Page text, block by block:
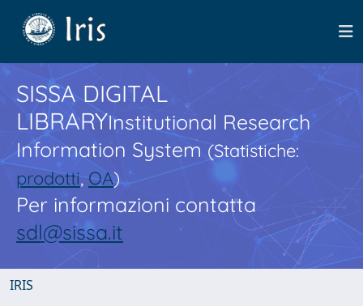
SISSA DIGITAL
LIBRARYInstitutional Research
Information System(Statistiche:
prodotti,OA)
Per informazioni contatta
sdl@sissa.it
IRIS